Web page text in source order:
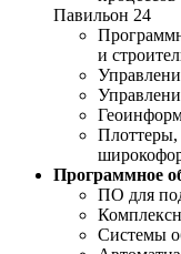
Павильон 24
и
Плоттеры,
Программное
ПО для
Системы